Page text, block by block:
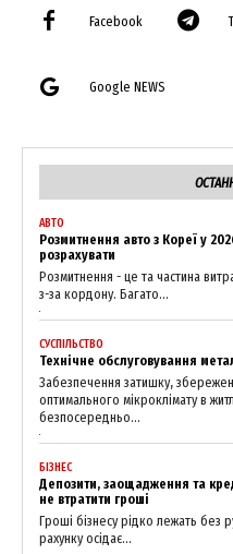
Facebook
Google NEWS
АВТО
Розмитнення авто з Кореї у
розрахувати
Розмитнення - це та частина
з-за кордону. Багато...
СУСПІЛЬСТВО
Технічне обслуговування
Забезпечення затишку,
оптимального мікроклімату в
безпосередньо...
БІЗНЕС
Депозити, заощадження та
не втратити гроші
Гроші бізнесу рідко лежать без
рахунку осідає...